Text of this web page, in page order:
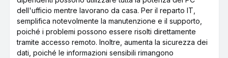
dell'ufficio mentre lavorano da casa. Per il reparto IT,
semplifica notevolmente la manutenzione e il supporto,
poiché i problemi possono essere risolti direttamente
tramite accesso remoto. Inoltre, aumenta la sicurezza dei
dati, poiché le informazioni sensibili rimangono